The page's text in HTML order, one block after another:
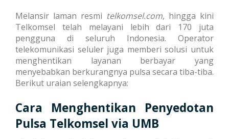
Voucher Wifi, dll
Pasca Bayar / PPOB
Cetak Struk Token & PPOB
Transaksi Via Gtalk
Transaksi Via Twitter
Transaksi Via API
Melansir laman resmi telkomsel.com, hingga kini
Telkomsel telah melayani lebih dari 170 juta
pengguna di seluruh Indonesia. Operator
telekomunikasi seluler juga memberi solusi untuk
menghentikan layanan berbayar yang
menyebabkan berkurangnya pulsa secara tiba-tiba.
Berikut uraian selengkapnya:
Cara
Menghentikan Penyedotan
Pulsa Telkomsel via UMB